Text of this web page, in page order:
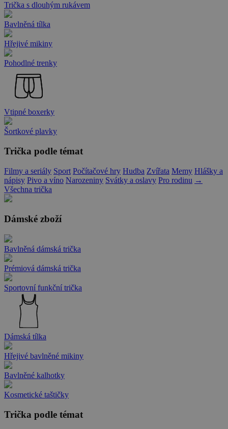
Trička s dlouhým rukávem
Bavlněná tílka
Hřejivé mikiny
Pohodlné trenky
Vtipné boxerky
Šortkové plavky
Trička podle témat
Filmy a seriály Sport Počítačové hry Hudba Zvířata Memy Hlášky a
nápisy Pivo a víno Narozeniny Svátky a oslavy Pro rodinu →
Všechna trička
Dámské zboží
Bavlněná dámská trička
Prémiová dámská trička
Sportovní funkční trička
Dámská tílka
Hřejivé bavlněné mikiny
Bavlněné kalhotky
Kosmetické taštičky
Trička podle témat